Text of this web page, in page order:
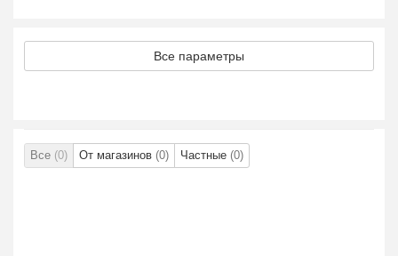
Все параметры
Все (0) От магазинов (0) Частные (0)